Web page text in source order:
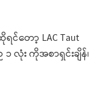
င်တော့ LAC Taut
လုံး ကိုအစာရှင်းချိန်၊